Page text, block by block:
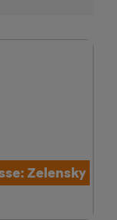
Zelensky